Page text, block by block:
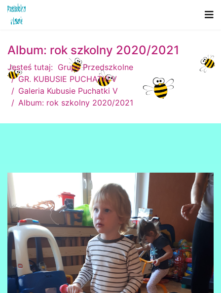
Album: rok szkolny 2020/2021
Jesteś tutaj: Grupy Przedszkolne
GR. KUBUSIE PUCHATKI V
Galeria Kubusie Puchatki V
Album: rok szkolny 2020/2021